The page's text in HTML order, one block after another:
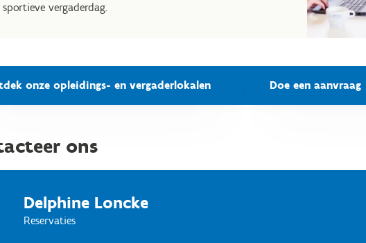
sportieve vergaderdag.
onze opleidings- en vergaderlokalen Doe een aanvraag
ons
Delphine Loncke
Reservaties